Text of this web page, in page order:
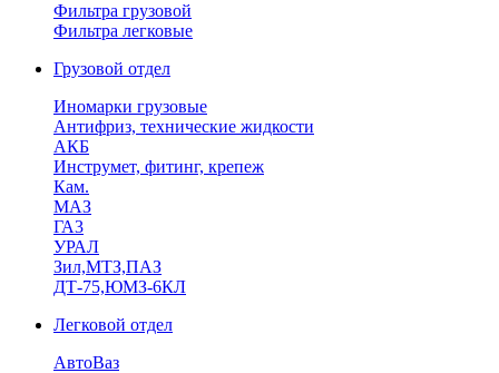
Фильтра грузовой
Фильтра легковые
Грузовой отдел
Иномарки грузовые
Антифриз, технические жидкости
АКБ
Инструмет, фитинг, крепеж
Кам.
МАЗ
ГА3
УРАЛ
Зил,МТЗ,ПАЗ
ДТ-75,ЮМЗ-6КЛ
Легковой отдел
АвтоВаз